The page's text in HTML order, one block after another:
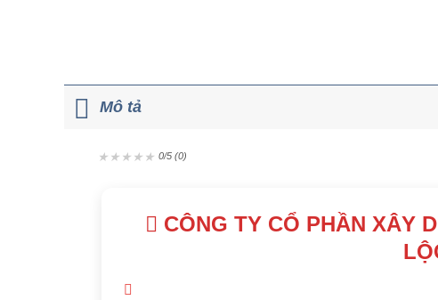
Mô tả
★ ★ ★ ★ ★ 0/5 (0)
CÔNG TY CỔ PHẦN XÂY